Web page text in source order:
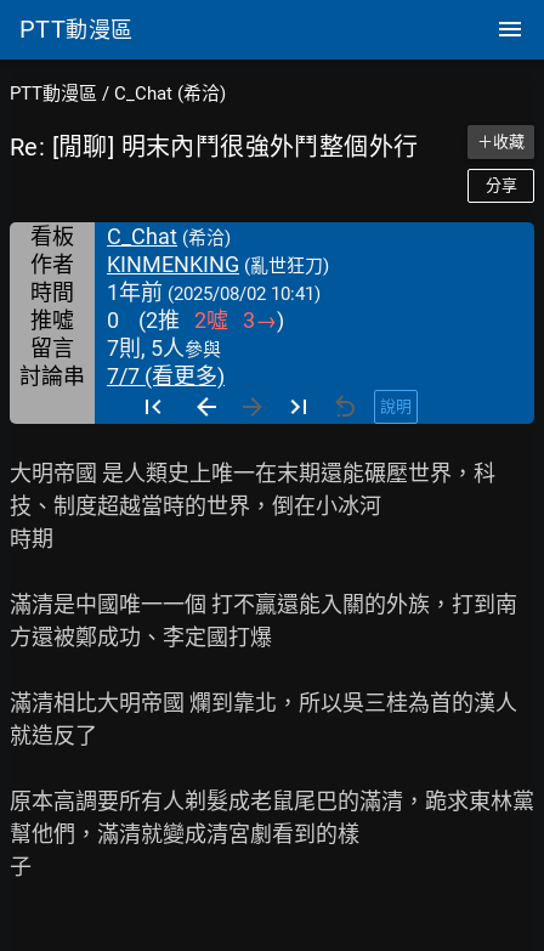
PTT動漫區
PTT動漫區 / C_Chat (希洽)
Re: [閒聊] 明末內鬥很強外鬥整個外行 ＋收藏
分享
看板 C_Chat (希洽)
作者 KINMENKING (亂世狂刀)
時間 1年前 (2025/08/02 10:41)
推噓 0 (2推 2噓 3→)
留言
7則, 5人參與
討論串 7/7 (看更多)
說明
大明帝國 是人類史上唯一在末期還能碾壓世界，科
技、制度超越當時的世界，倒在小冰河
時期
滿清是中國唯一一個 打不贏還能入關的外族，打到南
方還被鄭成功、李定國打爆
滿清相比大明帝國 爛到靠北，所以吳三桂為首的漢人
就造反了
原本高調要所有人剃髮成老鼠尾巴的滿清，跪求東林黨
幫他們，滿清就變成清宮劇看到的樣
子